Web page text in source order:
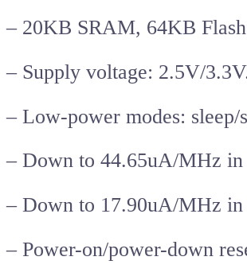
– 20KB SRAM, 64KB
– Supply voltage: 2.5V/
– Low-power modes: sleep/
– Down to 44.65uA/MHz in
– Down to 17.90uA/MHz in
– Power-on/power-down